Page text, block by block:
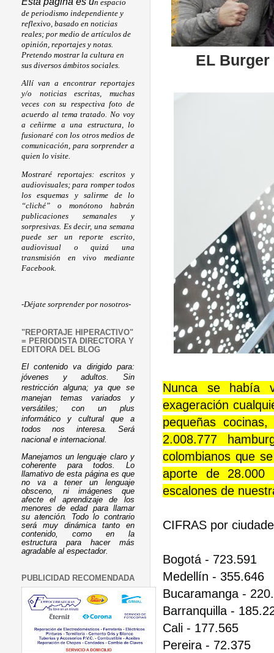
EL
Nunca se había
exageración
pequeñas
2.008.777
colombianos que
aporte de
escalones de
CIFRAS por
Bogotá - 723.591
Medellín - 355.646
Bucaramanga -
Barranquilla -
Cali - 177.565
Pereira - 72.375
n espacio
de periodismo independiente y
reflexivo, basado en noticias
reales; por medio de artículos de
opinión, reportajes y notas.
Pretendo mostrar la cultura en
sus diversos ámbitos sociales.
Allí van a encontrar reportajes
y/o noticias escritas, muchas
veces con su respectiva foto de
acuerdo al tema tratado. No voy
a ceñirme a una estructura, lo
fusionaré con los otros medios de
comunicación, para sorprender a
quien lo visite.
Mostraré reportajes: escritos y
audiovisuales; para romper todos
los esquemas y salirme de lo
“cliché” o monótono habrán
publicaciones semanales y
sorpresivas. Es decir, una semana
puede ser un reporte escrito,
audiovisual o quizá una
transmisión en vivo mediante
Facebook.
-Déjate sorprender por nosotros-
"REPORTAJE HIPERACTIVO"
= PERIODISTA DIRECTORA Y
EDITORA DEL BLOG
El contenido va dirigido para:
jóvenes y adultos. Sin
restricción alguna; ya que se
manejan temas variados y
versátiles; con un plus
informático y cultural que a
todos nos interesa. Será
nacional e internacional.
Manejamos un lenguaje claro y
coherente para todos. Lo
llamativo de esta página es que
no va a tener un lenguaje
obsceno, ni imágenes que
afecte el aprendizaje de los
menores de edad para llamar
su atención. Todo lo contrario
será muy dinámica tanto en
contenido, como en la
estructura para hacer más
agradable al espectador.
PUBLICIDAD RECOMENDADA